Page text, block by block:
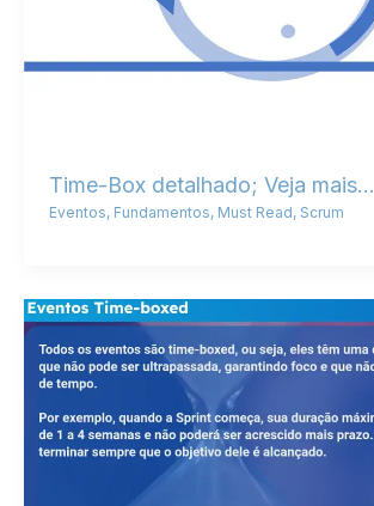
Time-Box detalhado; Veja mais…
Eventos, Fundamentos, Must Read, Scrum